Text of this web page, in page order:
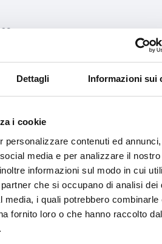
Dettagli Informazioni sui
i cookie
personalizzare contenuti ed
media e per analizzare il nostro
informazioni sul modo in cui
che si occupano di analisi dei
media, i quali potrebbero combinarle
fornito loro o che hanno raccolto